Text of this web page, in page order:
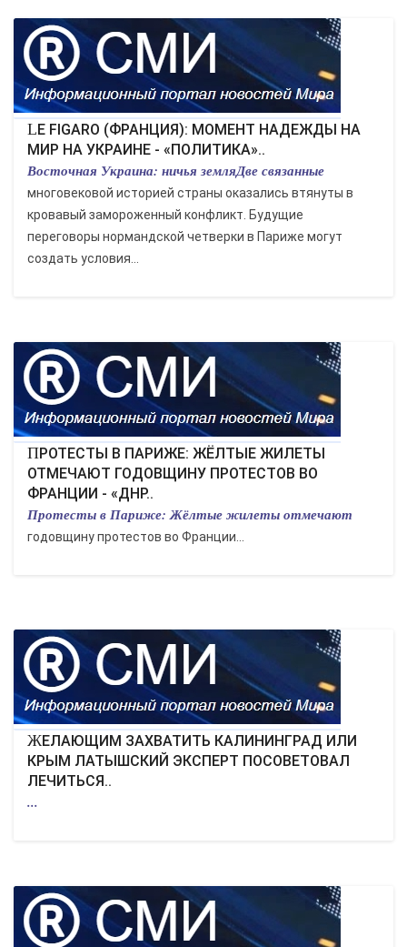
LE FIGARO (ФРАНЦИЯ): МОМЕНТ НАДЕЖДЫ НА
МИР НА УКРАИНЕ - «ПОЛИТИКА»..
Восточная Украина: ничья земляДве связанные
многовековой историей страны оказались втянуты в
кровавый замороженный конфликт. Будущие
переговоры нормандской четверки в Париже могут
создать условия...
ПРОТЕСТЫ В ПАРИЖЕ: ЖЁЛТЫЕ ЖИЛЕТЫ
ОТМЕЧАЮТ ГОДОВЩИНУ ПРОТЕСТОВ ВО
ФРАНЦИИ - «ДНР..
Протесты в Париже: Жёлтые жилеты отмечают
годовщину протестов во Франции...
ЖЕЛАЮЩИМ ЗАХВАТИТЬ КАЛИНИНГРАД ИЛИ
КРЫМ ЛАТЫШСКИЙ ЭКСПЕРТ ПОСОВЕТОВАЛ
ЛЕЧИТЬСЯ..
...